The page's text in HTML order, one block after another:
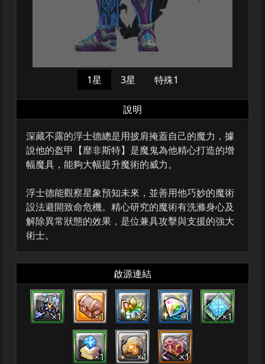
1星 3星 特殊1
說明
深藏不露的浮士德總是用披肩掩蓋自己的魔力，據
說他的盔甲【靡非斯特】是魔鬼為他精心打造的增
幅魔具，能夠大幅提升魔術的威力。
浮士德能觀察星象預知未來，並善用他巧妙的魔術
設法避開致命危機。精心研究的魔術有洗滌身心及
解除異常狀態的效果，是位兼具攻擊與支援的強大
術士。
啟源連結
×1 ×1 ×2 ×1 ×1
×1 ×1 ×1